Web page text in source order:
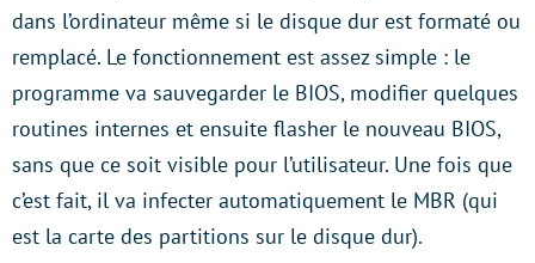
dans l’ordinateur même si le disque dur est formaté ou
remplacé. Le fonctionnement est assez simple : le
programme va sauvegarder le BIOS, modifier quelques
routines internes et ensuite flasher le nouveau BIOS,
sans que ce soit visible pour l’utilisateur. Une fois que
c’est fait, il va infecter automatiquement le MBR (qui
est la carte des partitions sur le disque dur).